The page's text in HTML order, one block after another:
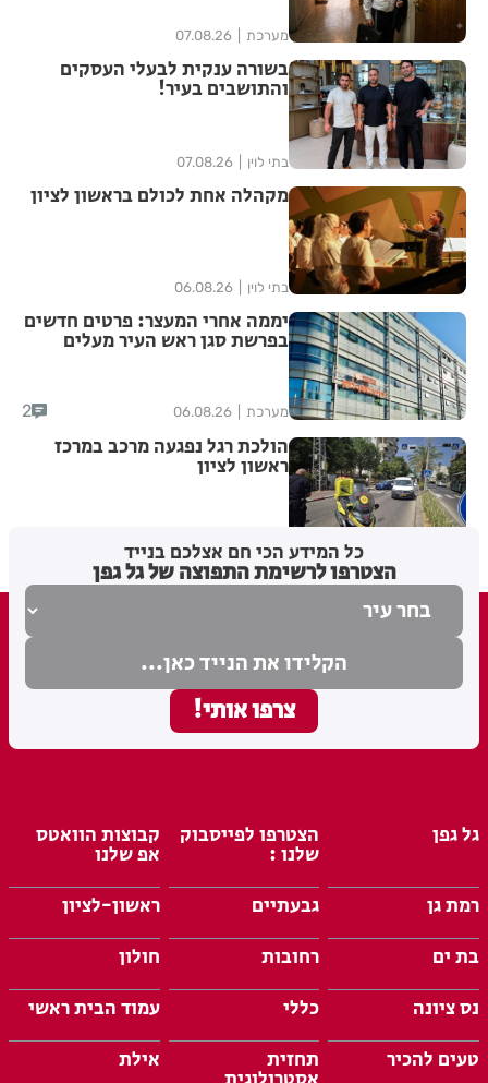
מערכת 07.08.26
בשורה ענקית לבעלי העסקים
והתושבים בעיר!
בתי לוין 07.08.26
מקהלה אחת לכולם בראשון לציון
בתי לוין 06.08.26
יממה אחרי המעצר: פרטים חדשים
בפרשת סגן ראש העיר מעלים
מערכת 06.08.26
2
הולכת רגל נפגעה מרכב במרכז
ראשון לציון
כל המידע הכי חם אצלכם בנייד
הצטרפו לרשימת התפוצה של גל גפן
גל גפן הצטרפו לפייסבוק
שלנו :
קבוצות הוואטס
אפ שלנו
רמת גן
גבעתיים
ראשון-לציון
בת ים
רחובות
חולון
נס ציונה
כללי
עמוד הבית ראשי
טעים להכיר
תחזית אילת